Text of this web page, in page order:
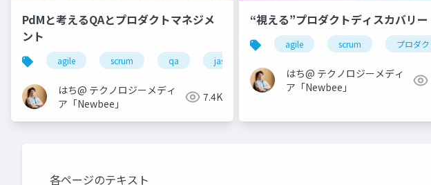
PdMと考えるQAとプロダクトマネジメ
ント
agile scrum qa jasst tokyo
はち@ テクノロジーメディ
ア「Newbee」
7.4K
“視える”プロダクトディスカバリー
agile scrum プロダク
はち@ テクノロジーメディ
ア「Newbee」
各ページのテキスト